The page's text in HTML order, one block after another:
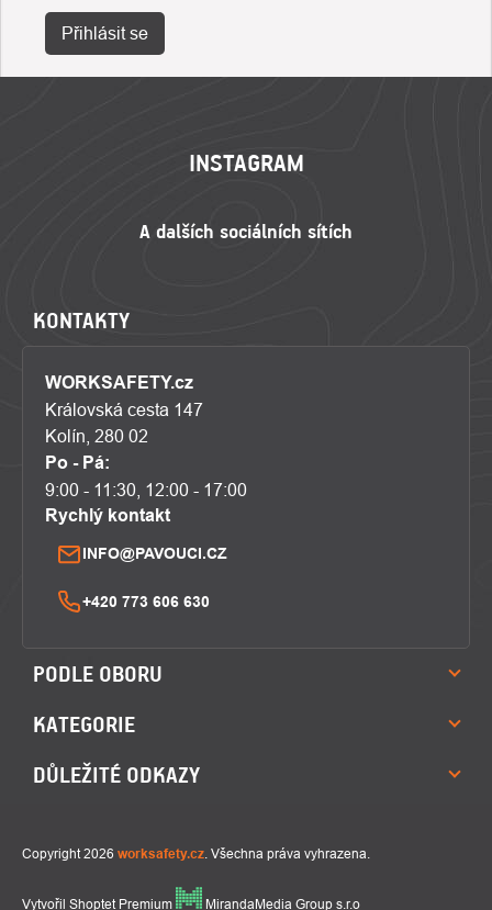
Přihlásit se
INSTAGRAM
KONTAKTY
WORKSAFETY.cz
Královská cesta 147
Kolín, 280 02
Po - Pá:
9:00 - 11:30, 12:00 - 17:00
Rychlý kontakt
INFO@PAVOUCI.CZ
+420 773 606 630
PODLE OBORU
KATEGORIE
DŮLEŽITÉ ODKAZY
Vytvořil Shoptet Premium MirandaMedia Group s.r.o
Copyright 2026 worksafety.cz. Všechna práva vyhrazena.